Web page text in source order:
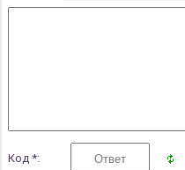
Код *: